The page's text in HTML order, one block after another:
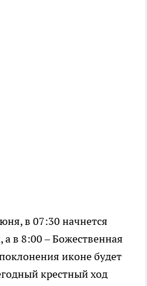
в 07:30 начнется
в 8:00 – Божественная
иконе будет
крестный ход